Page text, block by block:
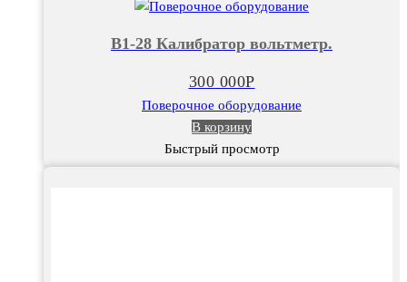
В1-
Калибратор
В1-28 Калибратор вольтметр.
300 000Р
Поверочное оборудование
В корзину
Быстрый просмотр